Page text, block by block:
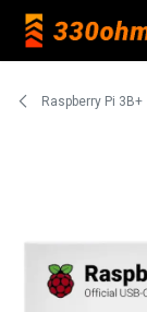
Raspberry Pi 3B+